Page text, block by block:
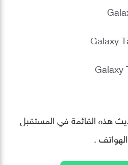
Galaxy
Galaxy
هذه القائمة في المستقبل
.